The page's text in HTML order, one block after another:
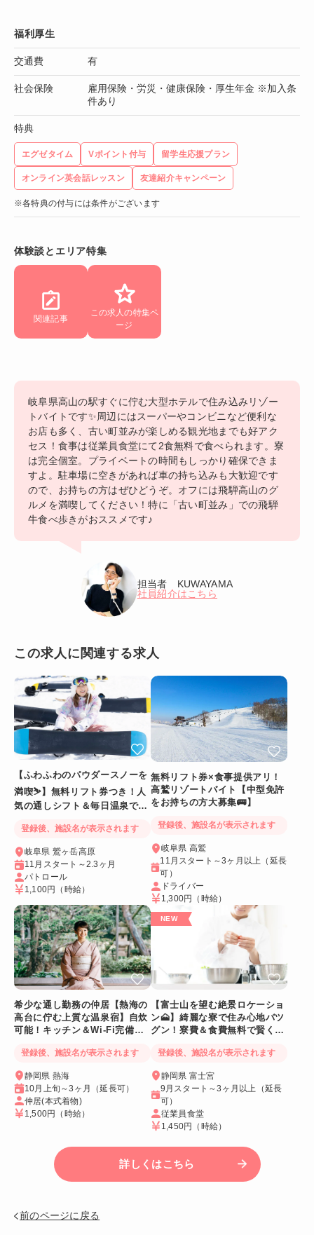
福利厚生
交通費 有
社会保険
雇用保険・労災・健康保険・厚生年金 ※加入条
件あり
特典
エグゼタイム Vポイント付与 留学生応援プラン
オンライン英会話レッスン 友達紹介キャンペーン
※各特典の付与には条件がございます
体験談とエリア特集
関連記事
この求人の特集ペ
ージ
岐阜県高山の駅すぐに佇む大型ホテルで住み込みリゾー
トバイトです✨周辺にはスーパーやコンビニなど便利な
お店も多く、古い町並みが楽しめる観光地までも好アク
セス！食事は従業員食堂にて2食無料で食べられます。寮
は完全個室。プライベートの時間もしっかり確保できま
すよ。駐車場に空きがあれば車の持ち込みも大歓迎です
ので、お持ちの方はぜひどうぞ。オフには飛騨高山のグ
ルメを満喫してください！特に「古い町並み」での飛騨
牛食べ歩きがおススメです♪
担当者 KUWAYAMA
社員紹介はこちら
この求人に関連する求人
【ふわふわのパウダースノーを
満喫⛷️】無料リフト券つき！人
気の通しシフト＆毎日温泉でリ
登録後、施設名が表示されます
岐阜県 鷲ヶ岳高原
11月スタート～2.3ヶ月
パトロール
1,100円
（時給）
無料リフト券×食事提供アリ！
高鷲リゾートバイト【中型免許
をお持ちの方大募集🚌】
登録後、施設名が表示されます
岐阜県 高鷲
11月スタート～3ヶ月以上（延長
可）
ドライバー
1,300円
（時給）
希少な通し勤務の仲居【熱海の
高台に佇む上質な温泉宿】自炊
可能！キッチン＆Wi-Fi完備！
登録後、施設名が表示されます
静岡県 熱海
10月上旬～3ヶ月（延長可）
仲居(本式着物)
1,500円 （時給）
【富士山を望む絶景ロケーショ
ン🗻】綺麗な寮で住み心地バツ
グン！寮費＆食費無料で賢く稼
登録後、施設名が表示されます
静岡県 富士宮
9月スタート～3ヶ月以上（延長
可）
従業員食堂
1,450円 （時給）
詳しくはこちら
前のページに戻る